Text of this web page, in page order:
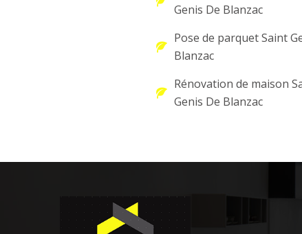
Genis De Blanzac
Pose de parquet Saint
Blanzac
Rénovation de maison
Genis De Blanzac